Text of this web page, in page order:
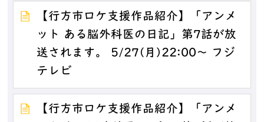
【行方市ロケ支援作品紹介】「アンメ
ット ある脳外科医の日記」第7話が放
送されます。 5/27(月)22:00～ フジ
テレビ
【行方市ロケ支援作品紹介】「アンメ